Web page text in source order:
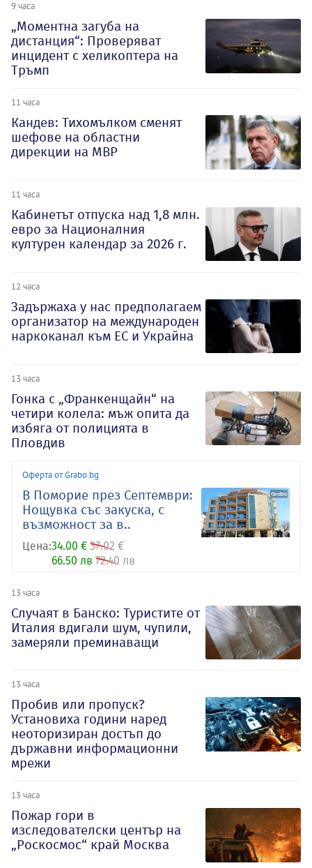
9 часа
„Моментна загуба на
дистанция“: Проверяват
инцидент с хеликоптера на
Тръмп
11 часа
Кандев: Тихомълком сменят
шефове на областни
дирекции на МВР
11 часа
Кабинетът отпуска над 1,8 млн.
евро за Националния
културен календар за 2026 г.
12 часа
Задържаха у нас предполагаем
организатор на международен
наркоканал към ЕС и Украйна
13 часа
Гонка с „Франкенщайн“ на
четири колела: мъж опита да
избяга от полицията в
Пловдив
Оферта от Grabo.bg
В Поморие през Септември:
Нощувка със закуска, с
възможност за в..
Цена:34.00 € 37.02 €
66.50 лв 72.40 лв
13 часа
Случаят в Банско: Туристите от
Италия вдигали шум, чупили,
замеряли преминаващи
13 часа
Пробив или пропуск?
Установиха години наред
неоторизиран достъп до
държавни информационни
мрежи
13 часа
Пожар гори в
изследователски център на
„Роскосмос“ край Москва